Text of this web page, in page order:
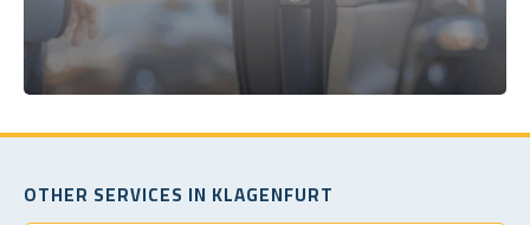
OTHER SERVICES IN KLAGENFURT